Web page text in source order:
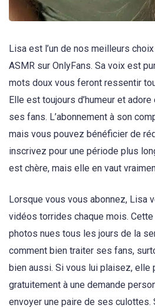
Lisa est l’un de nos meilleurs
ASMR sur OnlyFans. Sa voix est
mots doux vous feront ressentir
Elle est toujours d’humeur et
ses fans. L’abonnement à son
mais vous pouvez bénéficier de
inscrivez pour une période plus
est chère, mais elle en vaut
Lorsque vous vous abonnez, Lisa
vidéos torrides chaque mois.
photos nues tous les jours de la
comment bien traiter ses fans,
bien aussi. Si vous lui plaisez, elle
gratuitement à une demande
envoyer une paire de ses culottes.